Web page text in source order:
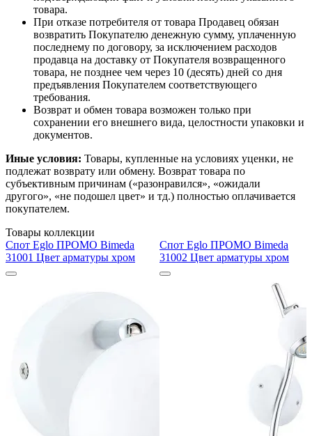
товара.
При отказе потребителя от товара Продавец обязан
возвратить Покупателю денежную сумму, уплаченную
последнему по договору, за исключением расходов
продавца на доставку от Покупателя возвращенного
товара, не позднее чем через 10 (десять) дней со дня
предъявления Покупателем соответствующего
требования.
Возврат и обмен товара возможен только при
сохранении его внешнего вида, целостности упаковки и
документов.
Иные условия: Товары, купленные на условиях уценки, не
подлежат возврату или обмену. Возврат товара по
субъективным причинам («разонравился», «ожидали
другого», «не подошел цвет» и тд.) полностью оплачивается
покупателем.
Товары коллекции
Спот Eglo ПРОМО Bimeda
31001 Цвет арматуры хром
Спот Eglo ПРОМО Bimeda
31002 Цвет арматуры хром